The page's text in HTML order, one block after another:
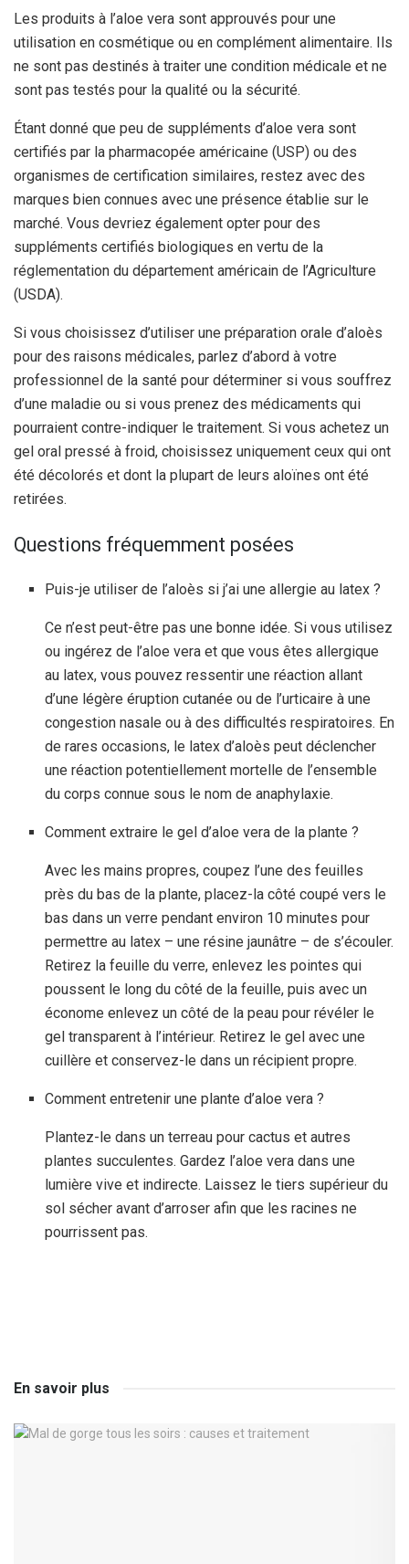
Les produits à l’aloe vera sont approuvés pour une
utilisation en cosmétique ou en complément alimentaire. Ils
ne sont pas destinés à traiter une condition médicale et ne
sont pas testés pour la qualité ou la sécurité.
Étant donné que peu de suppléments d’aloe vera sont
certifiés par la pharmacopée américaine (USP) ou des
organismes de certification similaires, restez avec des
marques bien connues avec une présence établie sur le
marché. Vous devriez également opter pour des
suppléments certifiés biologiques en vertu de la
réglementation du département américain de l’Agriculture
(USDA).
Si vous choisissez d’utiliser une préparation orale d’aloès
pour des raisons médicales, parlez d’abord à votre
professionnel de la santé pour déterminer si vous souffrez
d’une maladie ou si vous prenez des médicaments qui
pourraient contre-indiquer le traitement. Si vous achetez un
gel oral pressé à froid, choisissez uniquement ceux qui ont
été décolorés et dont la plupart de leurs aloïnes ont été
retirées.
Questions fréquemment posées
Puis-je utiliser de l’aloès si j’ai une allergie au latex ?
Ce n’est peut-être pas une bonne idée. Si vous utilisez
ou ingérez de l’aloe vera et que vous êtes allergique
au latex, vous pouvez ressentir une réaction allant
d’une légère éruption cutanée ou de l’urticaire à une
congestion nasale ou à des difficultés respiratoires. En
de rares occasions, le latex d’aloès peut déclencher
une réaction potentiellement mortelle de l’ensemble
du corps connue sous le nom deanaphylaxie.
Comment extraire le gel d’aloe vera de la plante ?
Avec les mains propres, coupez l’une des feuilles
près du bas de la plante, placez-la côté coupé vers le
bas dans un verre pendant environ 10 minutes pour
permettre au latex – une résine jaunâtre – de s’écouler.
Retirez la feuille du verre, enlevez les pointes qui
poussent le long du côté de la feuille, puis avec un
économe enlevez un côté de la peau pour révéler le
gel transparent à l’intérieur. Retirez le gel avec une
cuillère et conservez-le dans un récipient propre.
Comment entretenir une plante d’aloe vera ?
Plantez-le dans un terreau pour cactus et autres
plantes succulentes. Gardez l’aloe vera dans une
lumière vive et indirecte. Laissez le tiers supérieur du
sol sécher avant d’arroser afin que les racines ne
pourrissent pas.
En savoir plus